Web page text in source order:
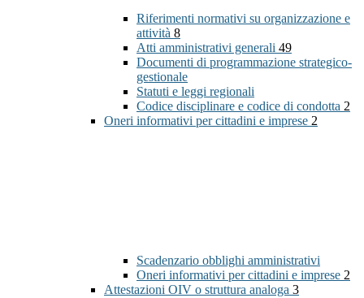
Riferimenti normativi su organizzazione e
attività 8
Atti amministrativi generali 49
Documenti di programmazione strategico-
gestionale
Statuti e leggi regionali
Codice disciplinare e codice di condotta 2
Oneri informativi per cittadini e imprese 2
Scadenzario obblighi amministrativi
Oneri informativi per cittadini e imprese 2
Attestazioni OIV o struttura analoga 3